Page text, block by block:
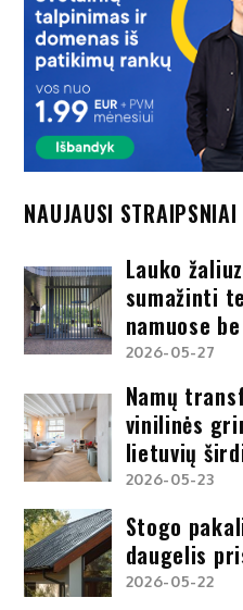
NAUJAUSI STRAIPSNIAI
Lauko
sumažinti
namuose
2026-05-27
Namų
vinilinės
lietuvių
2026-05-23
Stogo
daugelis
2026-05-22